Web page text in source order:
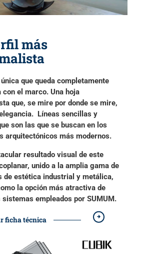
más
que queda completamente
con el marco. Una hoja
que, se mire por donde se mire,
Líneas sencillas y
son las que se buscan en los
arquitectónicos más modernos.
resultado visual de este
, unido a la amplia gama de
de estética industrial y metálica,
la opción más atractiva de
sistemas empleados por SUMUM.
ficha técnica